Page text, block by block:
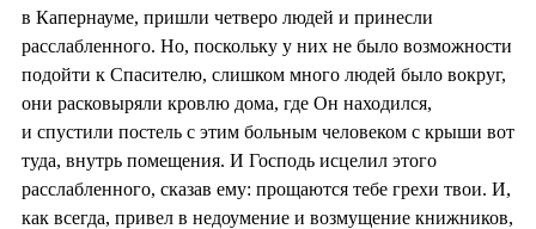
в Капернауме, пришли четверо людей и принесли
расслабленного. Но, поскольку у них не было возможности
подойти к Спасителю, слишком много людей было вокруг,
они расковыряли кровлю дома, где Он находился,
и спустили постель с этим больным человеком с крыши вот
туда, внутрь помещения. И Господь исцелил этого
расслабленного, сказав ему: прощаются тебе грехи твои. И,
как всегда, привел в недоумение и возмущение книжников,